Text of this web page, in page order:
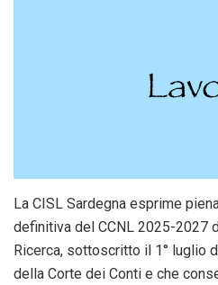
La CISL Sardegna esprime
definitiva del CCNL 2025-2027
Ricerca, sottoscritto il 1° luglio
della Corte dei Conti e che